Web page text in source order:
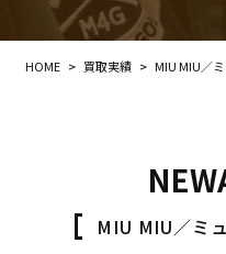
HOME > 買取実績 > MIU MIU／
MIU MIU／ミ